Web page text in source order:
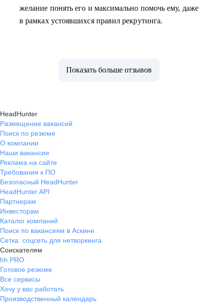
желание понять его и максимально помочь ему, даже
в рамках устоявшихся правил рекрутинга.
Показать больше отзывов
HeadHunter
Размещение вакансий
Поиск по резюме
О компании
Наши вакансии
Реклама на сайте
Требования к ПО
Безопасный HeadHunter
HeadHunter API
Партнерам
Инвесторам
Каталог компаний
Поиск по вакансиям в Аскине
Сетка: соцсеть для нетворкинга
Соискателям
hh PRO
Готовое резюме
Все сервисы
Хочу у вас работать
Производственный календарь